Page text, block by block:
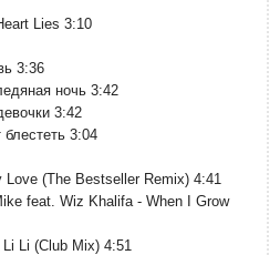
Lies 3:10
3:36
ночь 3:42
3:42
3:04
(The Bestseller Remix) 4:41
feat. Wiz Khalifa - When I Grow
Li (Club Mix) 4:51